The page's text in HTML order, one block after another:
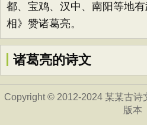
都、宝鸡、汉中、南阳等地
相》赞诸葛亮。
诸葛亮的诗文
Copyright © 2012-2024 某某古诗
版本